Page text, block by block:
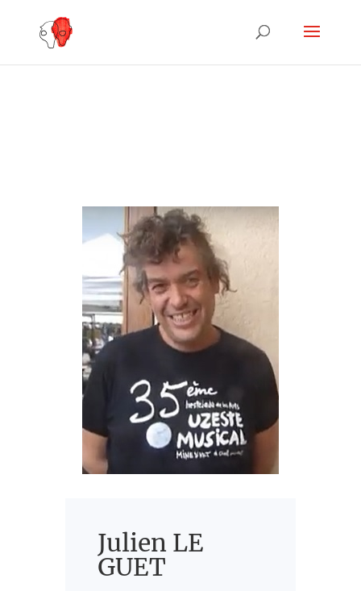
Julien LE
GUET